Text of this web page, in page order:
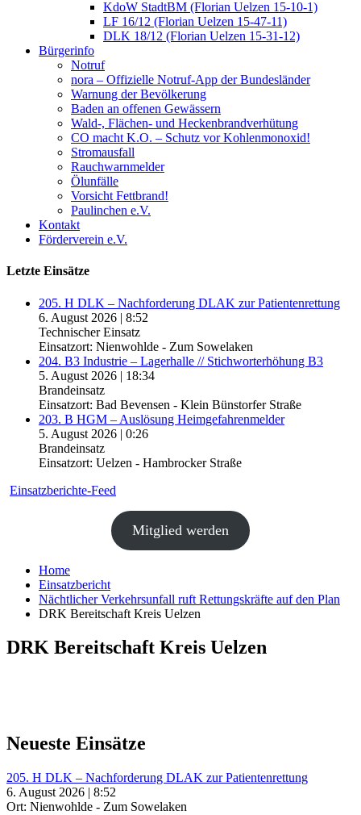
KdoW StadtBM (Florian Uelzen 15-10-1)
LF 16/12 (Florian Uelzen 15-47-11)
DLK 18/12 (Florian Uelzen 15-31-12)
Bürgerinfo
Notruf
nora – Offizielle Notruf-App der Bundesländer
Warnung der Bevölkerung
Baden an offenen Gewässern
Wald-, Flächen- und Heckenbrandverhütung
CO macht K.O. – Schutz vor Kohlenmonoxid!
Stromausfall
Rauchwarnmelder
Ölunfälle
Vorsicht Fettbrand!
Paulinchen e.V.
Kontakt
Förderverein e.V.
Letzte Einsätze
205. H DLK – Nachforderung DLAK zur Patientenrettung
6. August 2026 | 8:52
Technischer Einsatz
Einsatzort: Nienwohlde - Zum Sowelaken
204. B3 Industrie – Lagerhalle // Stichworterhöhung B3
5. August 2026 | 18:34
Brandeinsatz
Einsatzort: Bad Bevensen - Klein Bünstorfer Straße
203. B HGM – Auslösung Heimgefahrenmelder
5. August 2026 | 0:26
Brandeinsatz
Einsatzort: Uelzen - Hambrocker Straße
Einsatzberichte-Feed
Mitglied werden
Home
Einsatzbericht
Nächtlicher Verkehrsunfall ruft Rettungskräfte auf den Plan
DRK Bereitschaft Kreis Uelzen
DRK Bereitschaft Kreis Uelzen
Neueste Einsätze
205. H DLK – Nachforderung DLAK zur Patientenrettung
6. August 2026 | 8:52
Ort: Nienwohlde - Zum Sowelaken